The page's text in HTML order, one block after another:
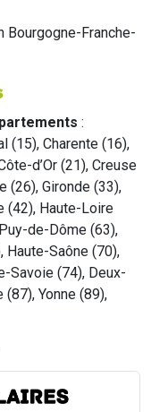
Bourgogne-Franche-
:
(15), Charente (16),
d’Or (21), Creuse
(26), Gironde (33),
(42), Haute-Loire
de-Dôme (63),
Haute-Saône (70),
Savoie (74), Deux-
Yonne (89),